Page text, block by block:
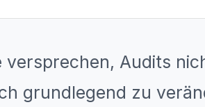
versprechen, Audits
grundlegend zu